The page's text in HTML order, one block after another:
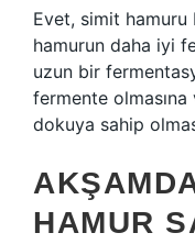
Evet, simit hamuru
hamurun daha iyi
uzun bir
fermente
dokuya sahip
HAMUR